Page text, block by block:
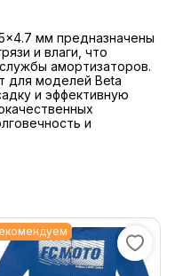
мм предназначены
и влаги, что
амортизаторов.
для моделей Beta
и эффективную
и